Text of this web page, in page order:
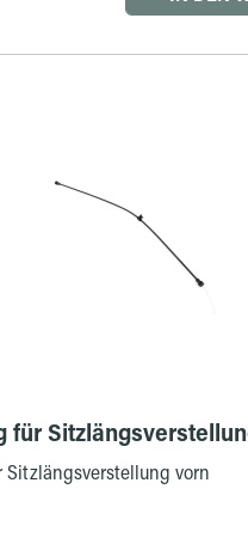
für
Sitzlängsverstellung vorn